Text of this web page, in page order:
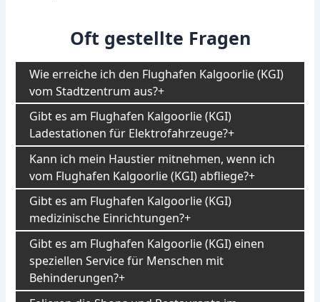
Oft gestellte Fragen
Wie erreiche ich den Flughafen Kalgoorlie (KGI)
vom Stadtzentrum aus?
Gibt es am Flughafen Kalgoorlie (KGI)
Ladestationen für Elektrofahrzeuge?
Kann ich mein Haustier mitnehmen, wenn ich
vom Flughafen Kalgoorlie (KGI) abfliege?
Gibt es am Flughafen Kalgoorlie (KGI)
medizinische Einrichtungen?
Gibt es am Flughafen Kalgoorlie (KGI) einen
speziellen Service für Menschen mit
Behinderungen?